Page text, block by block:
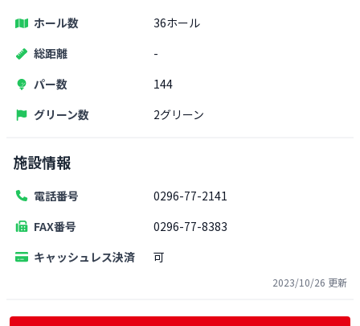
ホール数
36ホール
総距離
-
パー数
144
グリーン数
2グリーン
施設情報
電話番号
0296-77-2141
FAX番号
0296-77-8383
キャッシュレス決済
可
2023/10/26 更新